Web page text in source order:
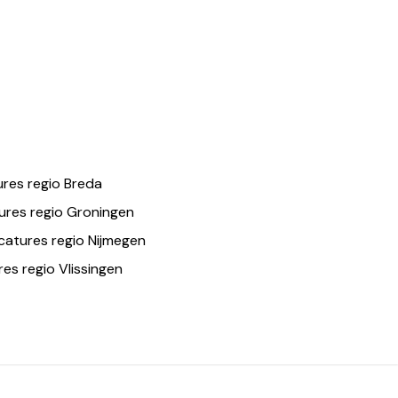
regio Breda
regio Groningen
regio Nijmegen
regio Vlissingen